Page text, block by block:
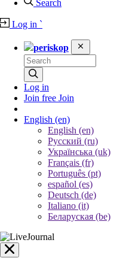
Search
Log in `
periskop
Log in
Join free Join
English (en)
English (en)
Русский (ru)
Українська (uk)
Français (fr)
Português (pt)
español (es)
Deutsch (de)
Italiano (it)
Беларуская (be)